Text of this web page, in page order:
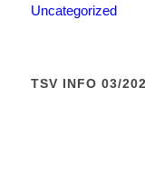
Uncategorized
TSV INFO 03/